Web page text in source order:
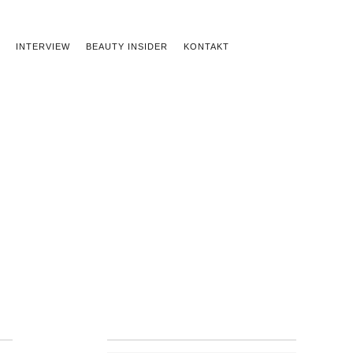
INTERVIEW BEAUTY INSIDER KONTAKT